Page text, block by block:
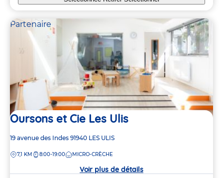
Partenaire
Oursons et Cie Les Ulis
Adresse
la
19 avenue des Indes 91940 LES ULIS
DISTANCE
7,1 KM 8:00-19:00 MICRO-CRÈCHE
Voir plus de détails